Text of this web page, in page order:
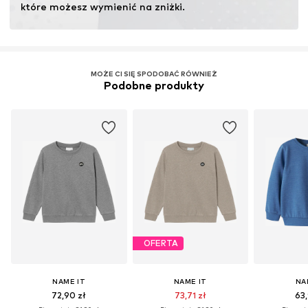
które możesz wymienić na zniżki.
MOŻE CI SIĘ SPODOBAĆ RÓWNIEŻ
Podobne produkty
NAME IT
72,90 zł
OFERTA
NAME IT
73,71 zł